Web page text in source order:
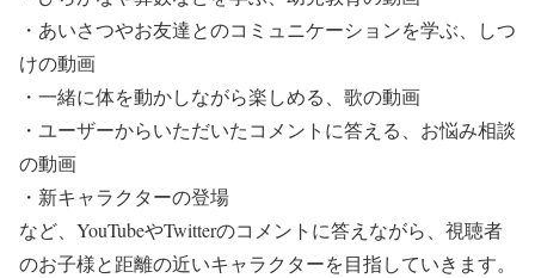
・あいさつやお友達とのコミュニケーションを学ぶ、しつ
けの動画
・一緒に体を動かしながら楽しめる、歌の動画
・ユーザーからいただいたコメントに答える、お悩み相談
の動画
・新キャラクターの登場
など、YouTubeやTwitterのコメントに答えながら、視聴者
のお子様と距離の近いキャラクターを目指していきます。